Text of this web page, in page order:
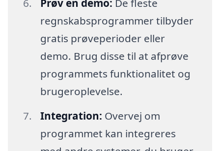
Prøv en demo: De fleste
regnskabsprogrammer tilbyder
gratis prøveperioder eller
demo. Brug disse til at afprøve
programmets funktionalitet og
brugeroplevelse.
Integration: Overvej om
programmet kan integreres